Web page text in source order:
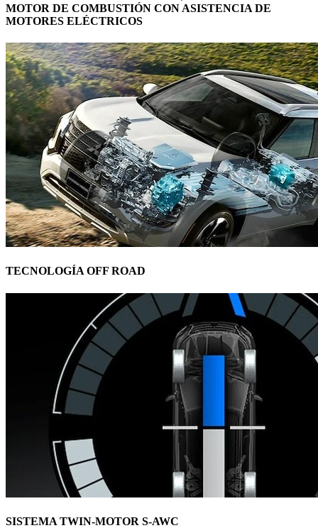
MOTOR DE COMBUSTIÓN CON ASISTENCIA DE
MOTORES ELÉCTRICOS
TECNOLOGÍA OFF ROAD
SISTEMA TWIN-MOTOR S-AWC